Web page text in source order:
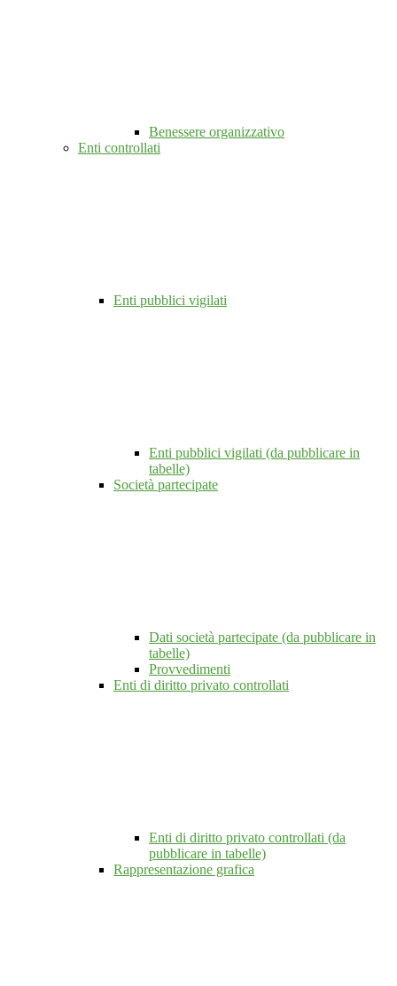
Benessere organizzativo
Enti controllati
Enti pubblici vigilati
Enti pubblici vigilati (da pubblicare in
tabelle)
Società partecipate
Dati società partecipate (da pubblicare in
tabelle)
Provvedimenti
Enti di diritto privato controllati
Enti di diritto privato controllati (da
pubblicare in tabelle)
Rappresentazione grafica